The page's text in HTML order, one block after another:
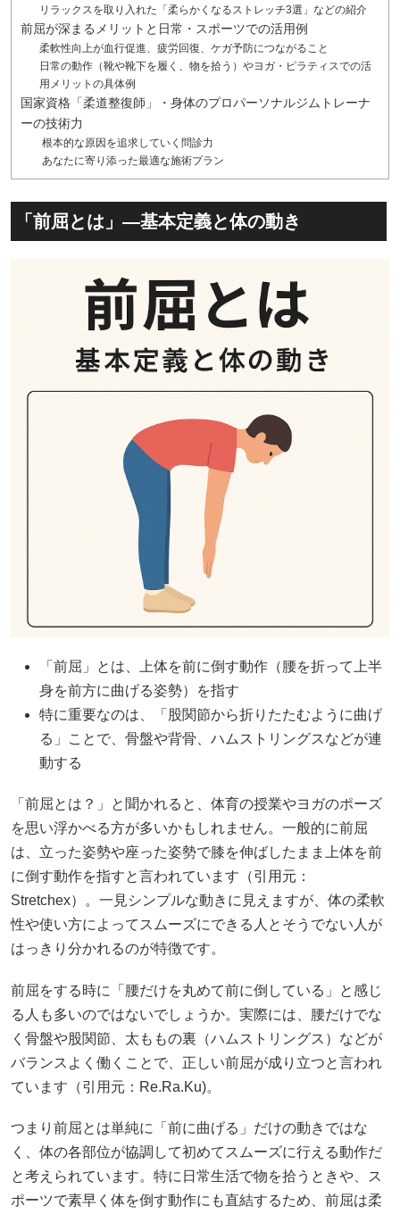
リラックスを取り入れた「柔らかくなるストレッチ3選」などの紹介
前屈が深まるメリットと日常・スポーツでの活用例
柔軟性向上が血行促進、疲労回復、ケガ予防につながること
日常の動作（靴や靴下を履く、物を拾う）やヨガ・ピラティスでの活
用メリットの具体例
国家資格「柔道整復師」・身体のプロパーソナルジムトレーナ
ーの技術力
根本的な原因を追求していく問診力
あなたに寄り添った最適な施術プラン
「前屈とは」―基本定義と体の動き
「前屈」とは、上体を前に倒す動作（腰を折って上半
身を前方に曲げる姿勢）を指す
特に重要なのは、「股関節から折りたたむように曲げ
る」ことで、骨盤や背骨、ハムストリングスなどが連
動する
「前屈とは？」と聞かれると、体育の授業やヨガのポーズ
を思い浮かべる方が多いかもしれません。一般的に前屈
は、立った姿勢や座った姿勢で膝を伸ばしたまま上体を前
に倒す動作を指すと言われています（引用元：
Stretchex）。一見シンプルな動きに見えますが、体の柔軟
性や使い方によってスムーズにできる人とそうでない人が
はっきり分かれるのが特徴です。
前屈をする時に「腰だけを丸めて前に倒している」と感じ
る人も多いのではないでしょうか。実際には、腰だけでな
く骨盤や股関節、太ももの裏（ハムストリングス）などが
バランスよく働くことで、正しい前屈が成り立つと言われ
ています（引用元： Re.Ra.Ku)。
つまり前屈とは単純に「前に曲げる」だけの動きではな
く、体の各部位が協調して初めてスムーズに行える動作だ
と考えられています。特に日常生活で物を拾うときや、ス
ポーツで素早く体を倒す動作にも直結するため、前屈は柔